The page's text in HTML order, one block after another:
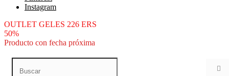
Instagram
OUTLET GELES 226 ERS
50%
Producto con fecha próxima
